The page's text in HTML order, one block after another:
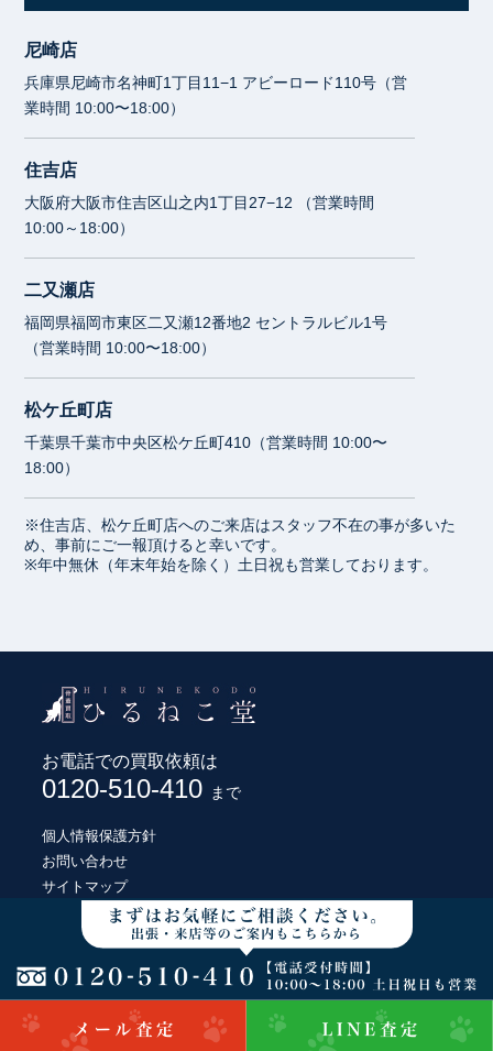
尼崎店
兵庫県尼崎市名神町1丁目11−1 アビーロード110号（営
業時間 10:00〜18:00）
住吉店
大阪府大阪市住吉区山之内1丁目27−12 （営業時間
10:00～18:00）
二又瀬店
福岡県福岡市東区二又瀬12番地2 セントラルビル1号
（営業時間 10:00〜18:00）
松ケ丘町店
千葉県千葉市中央区松ケ丘町410（営業時間 10:00〜
18:00）
※住吉店、松ケ丘町店へのご来店はスタッフ不在の事が多いた
め、事前にご一報頂けると幸いです。
※年中無休（年末年始を除く）土日祝も営業しております。
お電話での買取依頼は
0120-510-410 まで
個人情報保護方針
お問い合わせ
サイトマップ
© HIRUNEKODO CO., LTD.